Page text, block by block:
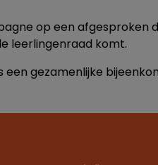
op een afgesproken
leerlingenraad komt.
gezamenlijke